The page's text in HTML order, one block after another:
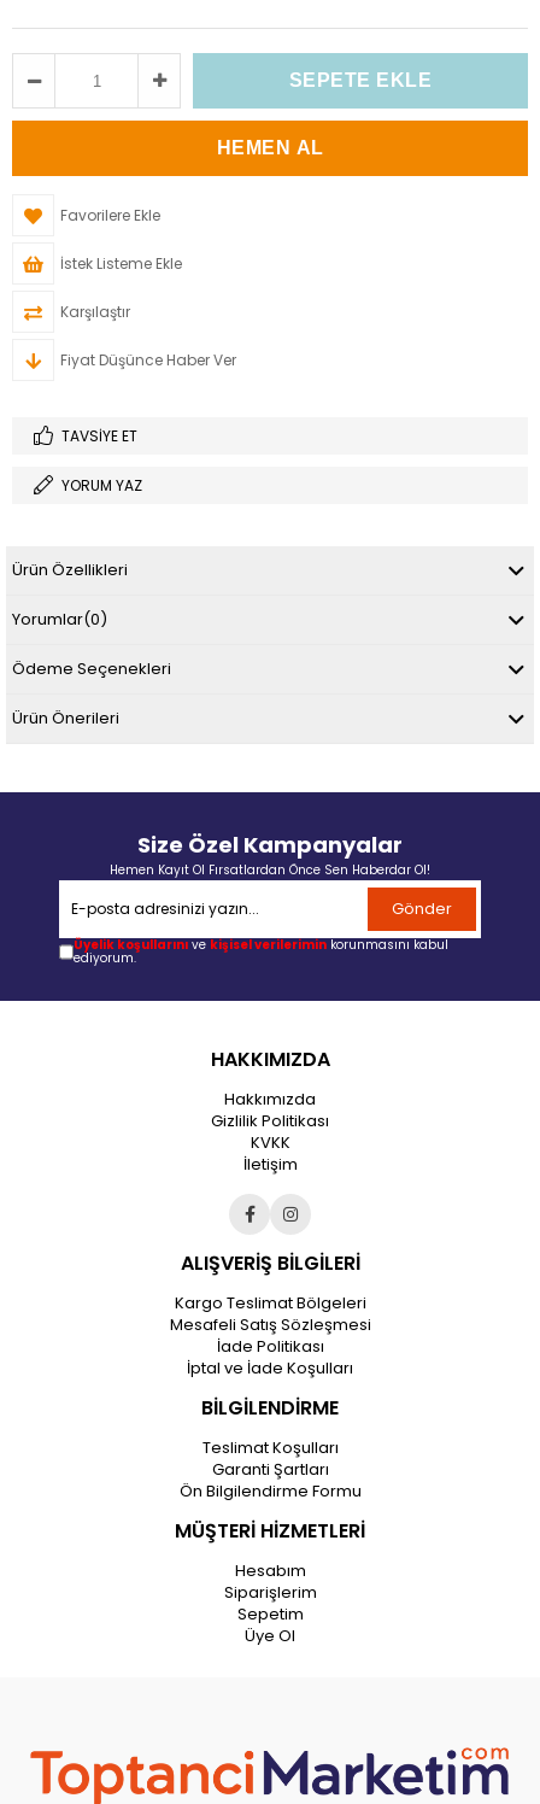
Favorilere Ekle
İstek Listeme Ekle
Karşılaştır
Fiyat Düşünce Haber Ver
TAVSIYE ET
YORUM YAZ
Ürün Özellikleri
Yorumlar(0)
Ödeme Seçenekleri
Ürün Önerileri
Size Özel Kampanyalar
Hemen Kayıt Ol Fırsatlardan Önce Sen Haberdar Ol!
Gönder
Üyelik koşullarını ve kişisel verilerimin korunmasını kabul
ediyorum.
HAKKIMIZDA
Hakkımızda
Gizlilik Politikası
KVKK
İletişim
ALIŞVERİŞ BİLGİLERİ
Kargo Teslimat Bölgeleri
Mesafeli Satış Sözleşmesi
İade Politikası
İptal ve İade Koşulları
BİLGİLENDİRME
Teslimat Koşulları
Garanti Şartları
Ön Bilgilendirme Formu
MÜŞTERİ HİZMETLERİ
Hesabım
Siparişlerim
Sepetim
Üye Ol